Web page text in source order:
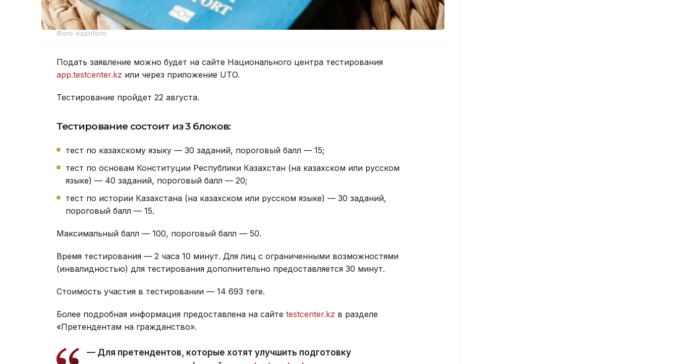
Фото: Kazinform
Подать заявление можно будет на сайте Национального центра тестирования
app.testcenter.kz или через приложение UTO.
Тестирование пройдет 22 августа.
Тестирование состоит из 3 блоков:
тест по казахскому языку — 30 заданий, пороговый балл — 15;
тест по основам Конституции Республики Казахстан (на казахском или русском
языке) — 40 заданий, пороговый балл — 20;
тест по истории Казахстана (на казахском или русском языке) — 30 заданий,
пороговый балл — 15.
Максимальный балл — 100, пороговый балл — 50.
Время тестирования — 2 часа 10 минут. Для лиц с ограниченными возможностями
(инвалидностью) для тестирования дополнительно предоставляется 30 минут.
Стоимость участия в тестировании — 14 693 теңге.
Более подробная информация предоставлена на сайте testcenter.kz в разделе
«Претендентам на гражданство».
— Для претендентов, которые хотят улучшить подготовку